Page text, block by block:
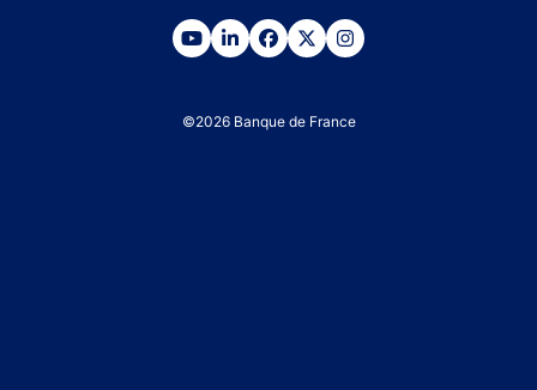
©2026 Banque de France